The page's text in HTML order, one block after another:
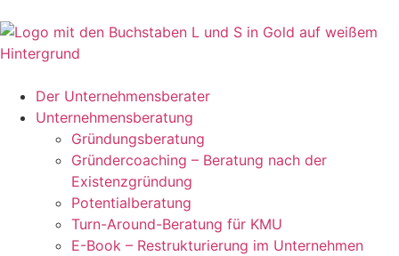
Der Unternehmensberater
Unternehmensberatung
Gründungsberatung
Gründercoaching – Beratung nach der
Existenzgründung
Potentialberatung
Turn-Around-Beratung für KMU
E-Book – Restrukturierung im Unternehmen